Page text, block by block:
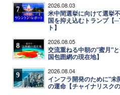
7 2026.08.03
米中間選挙に向けて選挙
国を抑え込むトランプ【
ト】
8 2026.08.05
交流重ねる中朝の"蜜月"
国包囲網の現在地】
9 2026.08.04
インフラ開発のために"
の運命【チャイナリスクの